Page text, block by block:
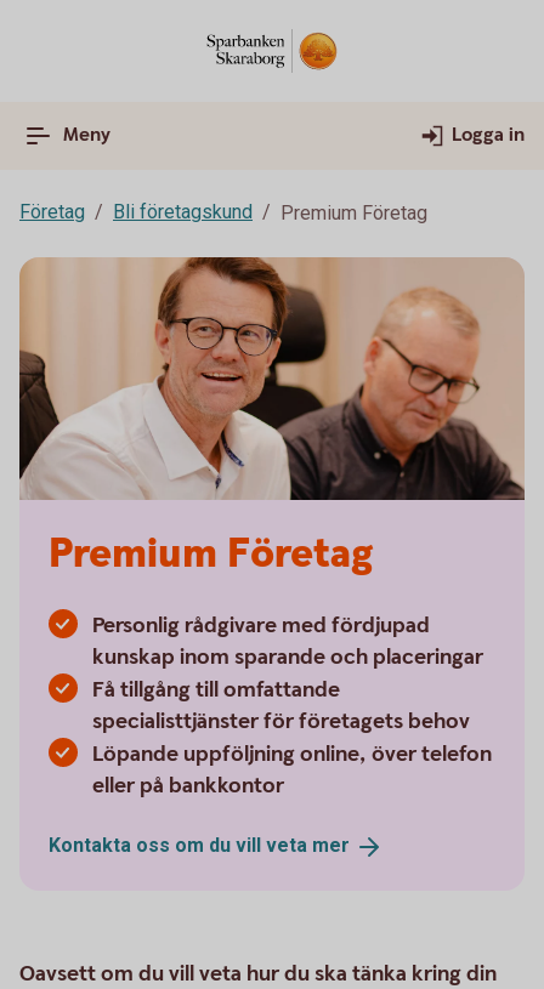
Meny Logga in
Företag Bli företagskund Premium Företag
Premium Företag
Personlig rådgivare med fördjupad
kunskap inom sparande och placeringar
Få tillgång till omfattande
specialisttjänster för företagets behov
Löpande uppföljning online, över telefon
eller på bankkontor
Kontakta oss om du vill veta mer
Oavsett om du vill veta hur du ska tänka kring din